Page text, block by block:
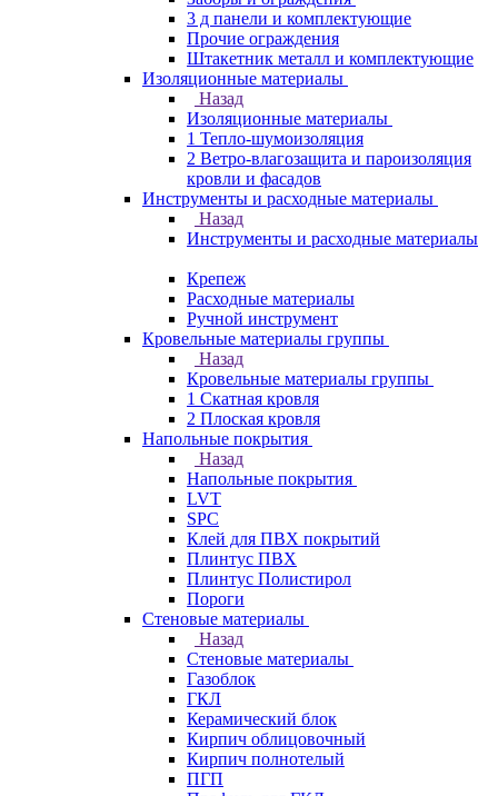
3 д панели и комплектующие
Прочие ограждения
Штакетник металл и комплектующие
Изоляционные материалы
Назад
Изоляционные материалы
1 Тепло-шумоизоляция
2 Ветро-влагозащита и пароизоляция
кровли и фасадов
Инструменты и расходные материалы
Назад
Инструменты и расходные материалы
Крепеж
Расходные материалы
Ручной инструмент
Кровельные материалы группы
Назад
Кровельные материалы группы
1 Скатная кровля
2 Плоская кровля
Напольные покрытия
Назад
Напольные покрытия
LVT
SPC
Клей для ПВХ покрытий
Плинтус ПВХ
Плинтус Полистирол
Пороги
Стеновые материалы
Назад
Стеновые материалы
Газоблок
ГКЛ
Керамический блок
Кирпич облицовочный
Кирпич полнотелый
ПГП